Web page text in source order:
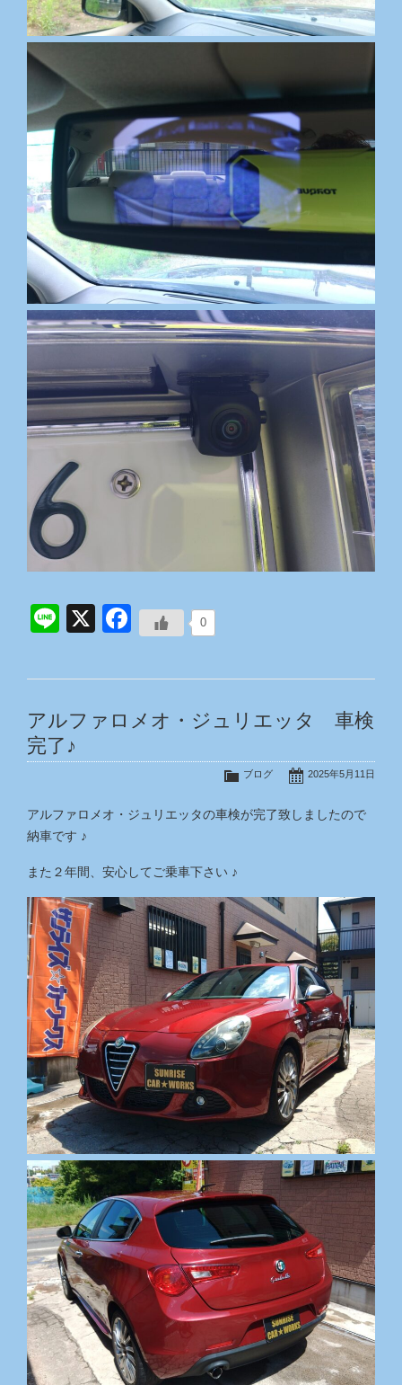
0
Line
X Facebook
アルファロメオ・ジュリエッタ 車検
完了♪
2025年5月11日
ブログ
アルファロメオ・ジュリエッタの車検が完了致しましたので
納車です ♪
また２年間、安心してご乗車下さい ♪